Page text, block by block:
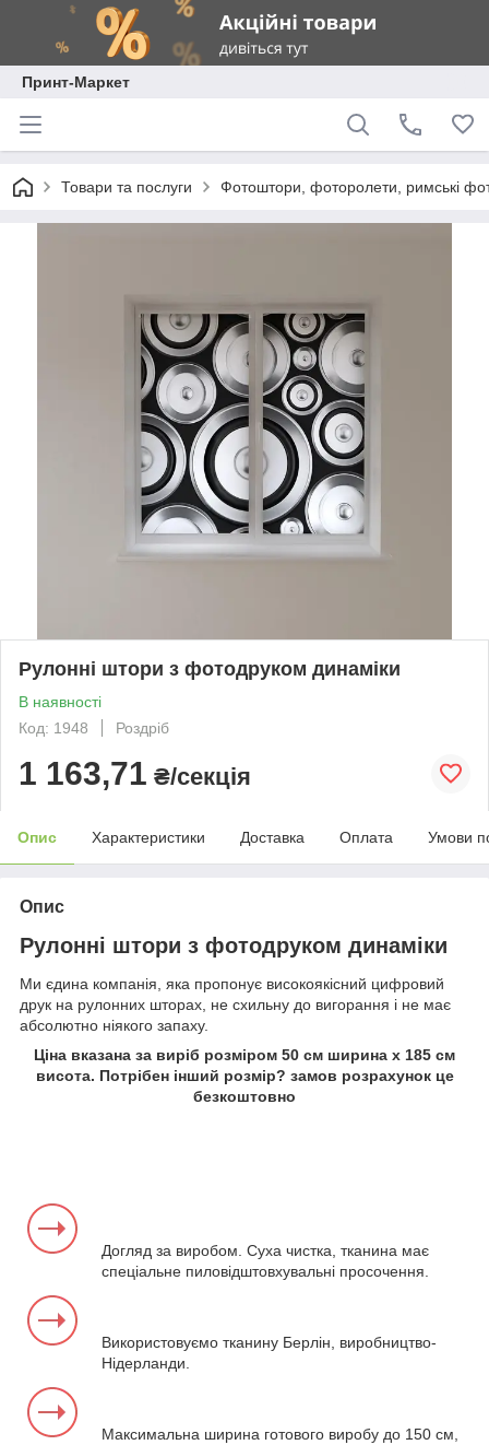
Принт-Маркет
Товари та послуги Фотоштори, фоторолети, римські
Рулонні штори з фотодруком динаміки
В наявності
Код: 1948
Роздріб
1 163,71 ₴/секція
Опис Характеристики Доставка Оплата Умови
Опис
Рулонні штори з фотодруком динаміки
Ми єдина компанія, яка пропонує високоякісний цифровий
друк на рулонних шторах, не схильну до вигорання і не має
абсолютно ніякого запаху.
Ціна вказана за виріб розміром 50 см ширина х 185 см
висота. Потрібен інший розмір? замов розрахунок це
безкоштовно
Догляд за виробом. Суха чистка, тканина має
спеціальне пиловідштовхувальні просочення.
Використовуємо тканину Берлін, виробництво-
Нідерланди.
Максимальна ширина готового виробу до 150 см,